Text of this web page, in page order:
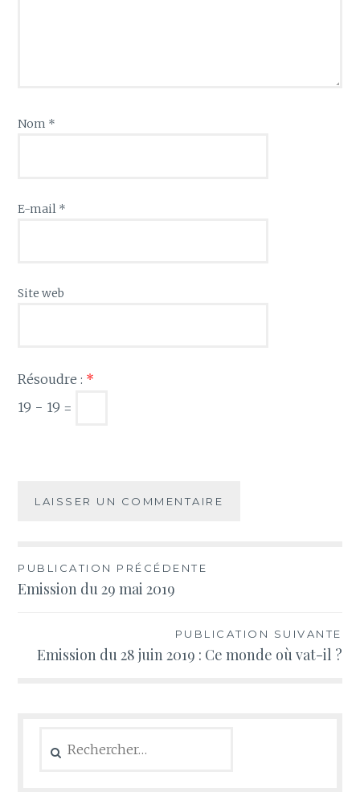
Nom *
E-mail *
Site web
Résoudre : *
19 − 19 =
Navigation
de
PUBLICATION PRÉCÉDENTE
Emission du 29 mai 2019
PUBLICATION SUIVANTE
Emission du 28 juin 2019 : Ce monde où vat-il ?